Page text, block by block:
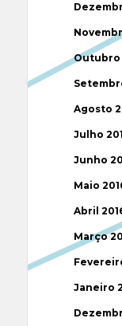
Outubro
Agosto
Julho
Junho
Maio
Abril
Março
Janeiro